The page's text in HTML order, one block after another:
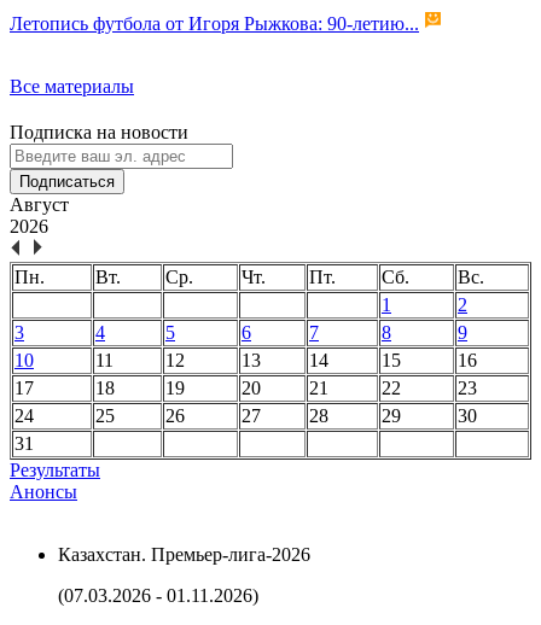
Летопись футбола от Игоря Рыжкова: 90-летию...
Все материалы
Подписка на новости
Подписаться
Август
2026
Пн. Вт. Ср. Чт. Пт. Сб.
Вс.
1
2
3
4 5 6 7 8
9
10
11 12 13 14 15
16
17
18 19 20 21 22
23
24
25 26 27 28 29
30
31
Результаты
Анонсы
Казахстан. Премьер-лига-2026
(07.03.2026 - 01.11.2026)